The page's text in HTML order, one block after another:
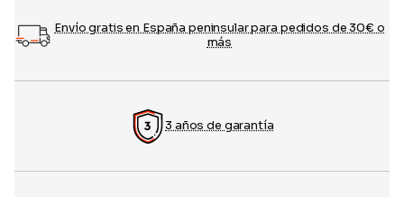
Envío gratis en España peninsular para pedidos de 30€ o
más
3 años de garantía